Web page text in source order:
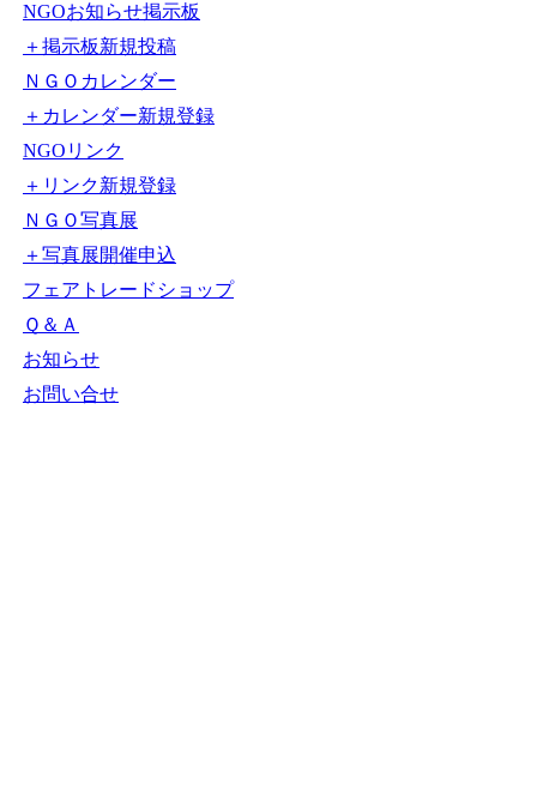
NGOお知らせ掲示板
＋掲示板新規投稿
ＮＧＯカレンダー
＋カレンダー新規登録
NGOリンク
＋リンク新規登録
ＮＧＯ写真展
＋写真展開催申込
フェアトレードショップ
Ｑ＆Ａ
お知らせ
お問い合せ